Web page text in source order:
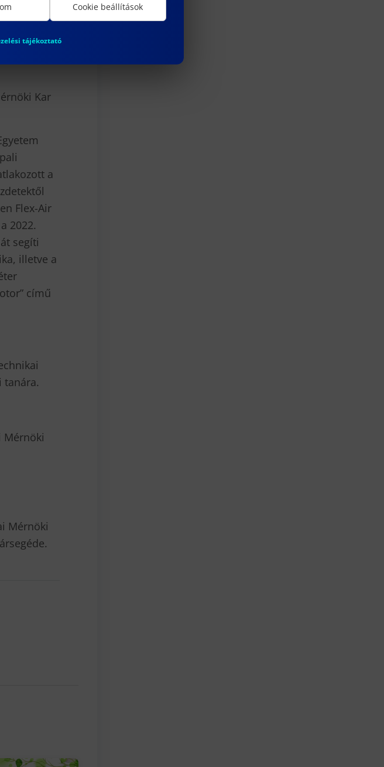
2021-
a Bánki
Kar
a
Flex-Air
2022.
segíti
illetve a
című
tanára.
Mérnöki
Mérnöki
Cookie beállítások
tájékoztató